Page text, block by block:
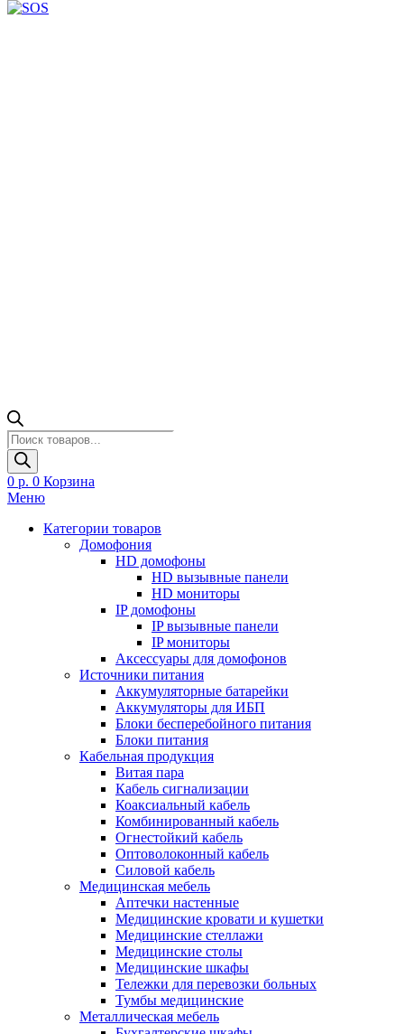
Поиск
товаров
0 р. 0 Корзина
Меню
Категории товаров
Домофония
HD домофоны
HD вызывные панели
HD мониторы
IP домофоны
IP вызывные панели
IP мониторы
Аксессуары для домофонов
Источники питания
Аккумуляторные батарейки
Аккумуляторы для ИБП
Блоки бесперебойного питания
Блоки питания
Кабельная продукция
Витая пара
Кабель сигнализации
Коаксиальный кабель
Комбинированный кабель
Огнестойкий кабель
Оптоволоконный кабель
Силовой кабель
Медицинская мебель
Аптечки настенные
Медицинские кровати и кушетки
Медицинские стеллажи
Медицинские столы
Медицинские шкафы
Тележки для перевозки больных
Тумбы медицинские
Металлическая мебель